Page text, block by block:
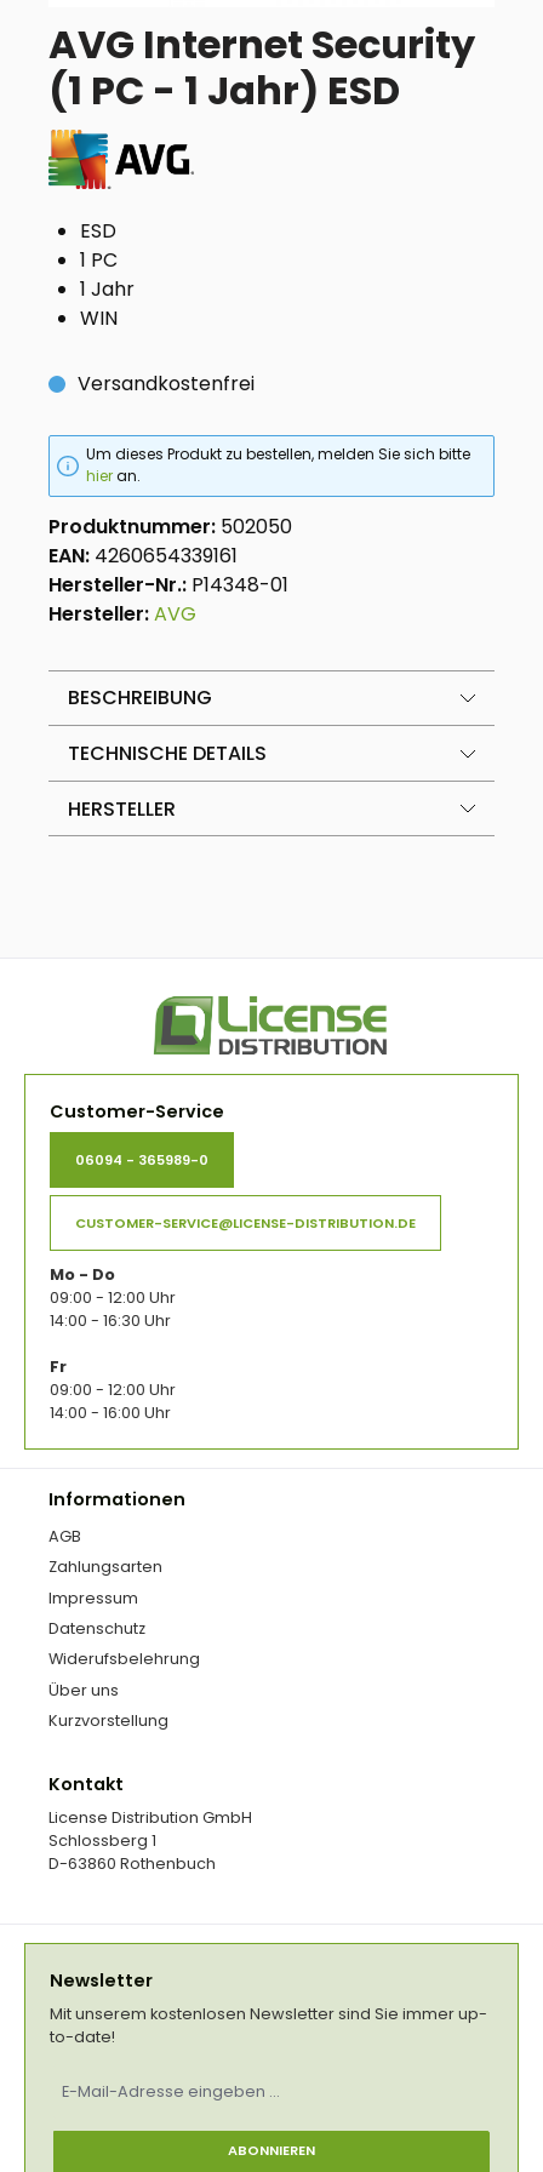
AVG Internet Security
(1 PC - 1 Jahr) ESD
ESD
1 PC
1 Jahr
WIN
Versandkostenfrei
Um dieses Produkt zu bestellen, melden Sie sich bitte
hieran.
Produktnummer: 502050
EAN: 4260654339161
Hersteller-Nr.: P14348-01
Hersteller:AVG
BESCHREIBUNG
TECHNISCHE DETAILS
HERSTELLER
Customer-Service
06094 - 365989-0
CUSTOMER-SERVICE@LICENSE-DISTRIBUTION.DE
Mo - Do
09:00 - 12:00 Uhr
14:00 - 16:30 Uhr
Fr
09:00 - 12:00 Uhr
14:00 - 16:00 Uhr
Informationen
AGB
Zahlungsarten
Impressum
Datenschutz
Widerufsbelehrung
Über uns
Kurzvorstellung
Kontakt
License Distribution GmbH
Schlossberg 1
D-63860 Rothenbuch
Newsletter
Mit unserem kostenlosen Newsletter sind Sie immer up-
to-date!
Mail-
ABONNIEREN